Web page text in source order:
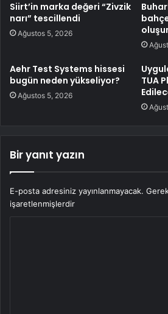
Siirt’in marka değeri “Zivzik
narı” tescillendi
Ağustos 5, 2026
Aehr Test Systems hissesi
bugün neden yükseliyor?
Ağustos 5, 2026
TUA
Bir yanıt yazın
E-posta adresiniz yayınlanmayacak.
işaretlenmişlerdir